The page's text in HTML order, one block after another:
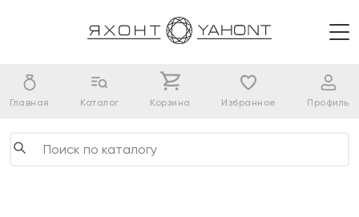
Главная Каталог Корзина Избранное Профиль